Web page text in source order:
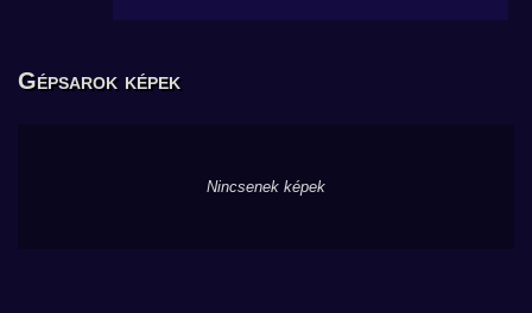
Gépsarok képek
Nincsenek képek